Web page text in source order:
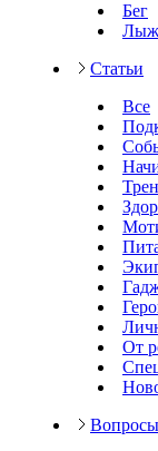
Бег
Статьи
Все
От